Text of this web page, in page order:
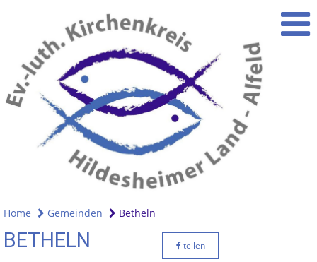
Home Gemeinden Betheln
BETHELN teilen